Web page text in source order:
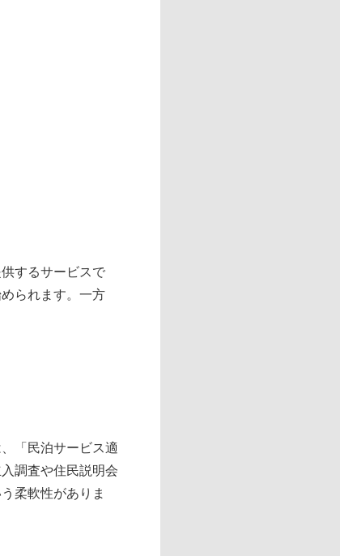
するサービスで
られます。一方
「民泊サービス適
調査や住民説明会
柔軟性がありま